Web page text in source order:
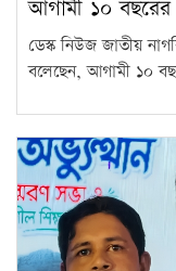
14
15
আগামী ১০
ডেস্ক নিউজ জাতীয়
বলেছেন, আগামী ১০